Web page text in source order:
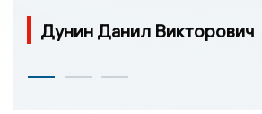
Дунин Данил Викторович